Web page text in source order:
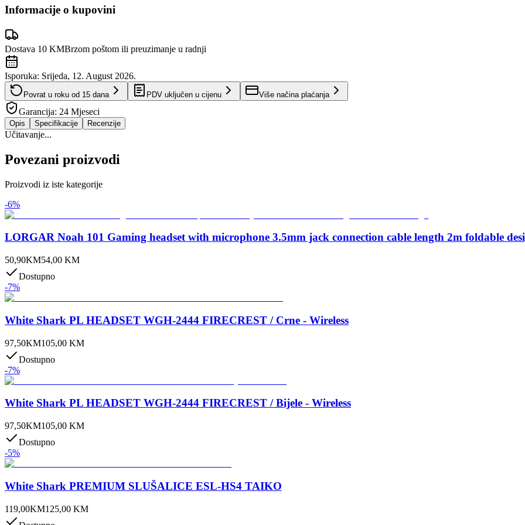
Informacije o kupovini
Dostava 10 KMBrzom poštom ili preuzimanje u radnji
Isporuka: Srijeda, 12. August 2026.
Povrat u roku od 15 dana PDV uključen u cijenu Više načina plaćanja
Garancija: 24 Mjeseci
Opis Specifikacije Recenzije
Učitavanje...
Povezani proizvodi
Proizvodi iz iste kategorije
-6%
LORGAR Noah 101 Gaming headset with microphone 3.5mm jack connection cable length 2m foldable
50,90KM54,00 KM
Dostupno
-7%
White Shark PL HEADSET WGH-2444 FIRECREST / Crne - Wireless
97,50KM105,00 KM
Dostupno
-7%
White Shark PL HEADSET WGH-2444 FIRECREST / Bijele - Wireless
97,50KM105,00 KM
Dostupno
-5%
White Shark PREMIUM SLUŠALICE ESL-HS4 TAIKO
119,00KM125,00 KM